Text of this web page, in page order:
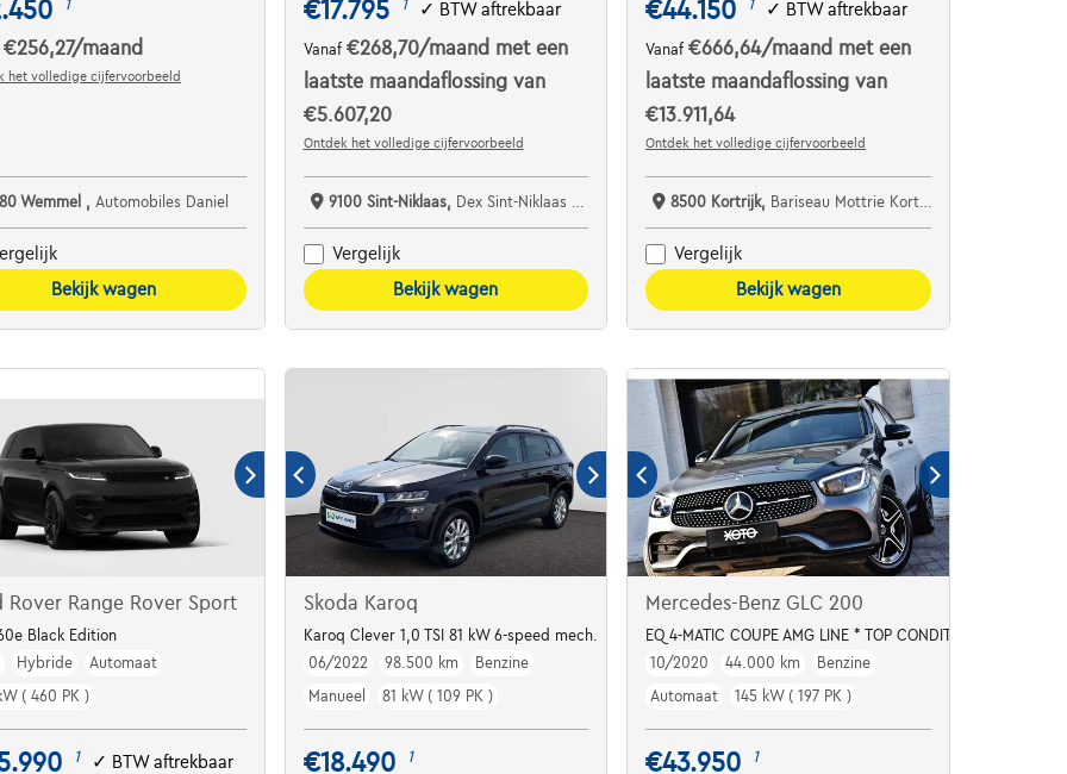
1
€256,27/maand
het volledige cijfervoorbeeld
Wemmel , Automobiles Daniel
Bekijk wagen
€17.795 1 ✓ BTW aftrekbaar
Vanaf €268,70/maand met een
laatste maandaflossing van
€5.607,20
Ontdek het volledige cijfervoorbeeld
9100 Sint-Niklaas, Dex Sint-Niklaas De Autospecialist bv
Vergelijk
Bekijk wagen
€44.150 1 ✓ BTW aftrekbaar
Vanaf€666,64/maand met een
laatste maandaflossing van
€13.911,64
Ontdek het volledige cijfervoorbeeld
8500 Kortrijk, Bariseau Mottrie Kortrijk
Vergelijk
Bekijk wagen
Rover Range Rover Sport
Black Edition
Hybride
Automaat
( 460 PK )
1 ✓ BTW aftrekbaar
Skoda Karoq
Karoq Clever 1,0 TSI 81 kW 6-speed mech.
06/2022
98.500 km
Benzine
Manueel
81 kW ( 109 PK )
€18.490 1
Mercedes-Benz GLC 200
EQ 4-MATIC COUPE AMG LINE * TOP CONDITION / 1HD. *
10/2020
44.000 km
Benzine
Automaat
145 kW ( 197 PK )
€43.950 1